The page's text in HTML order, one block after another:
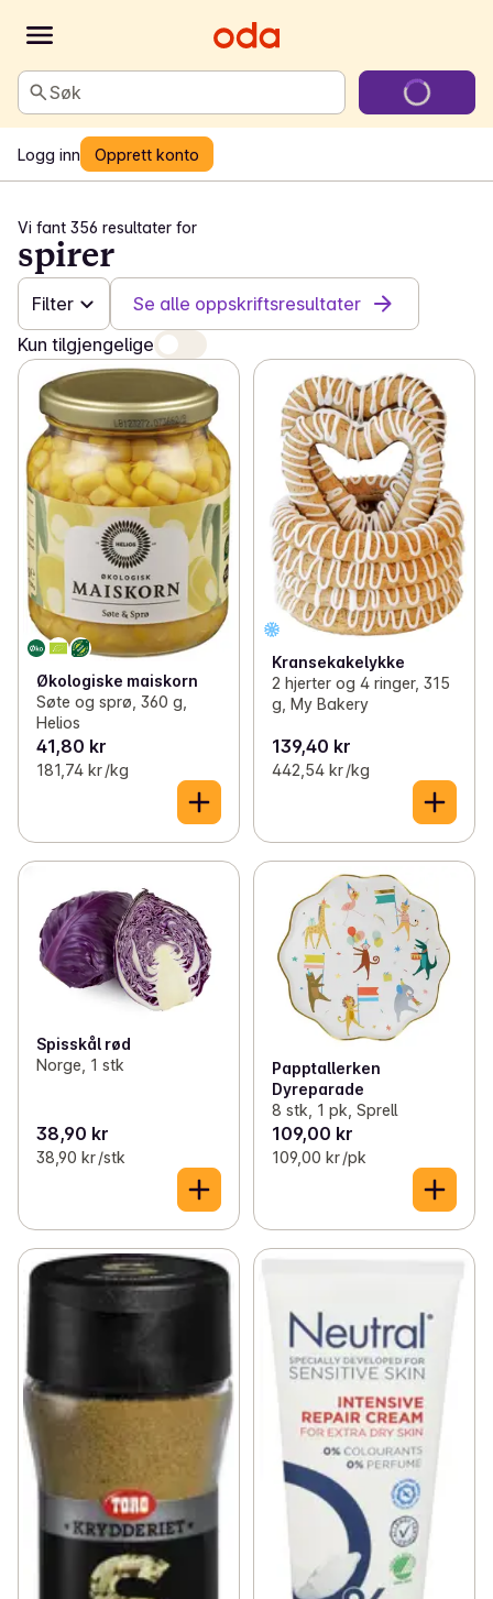
Søk
Logg inn Opprett konto
Vi fant 356 resultater for
spirer
Filter
Se alle oppskriftsresultater
Kun tilgjengelige
Økologiske maiskorn
Søte og sprø, 360 g,
Helios
41,80 kr
181,74 kr /kg
Kransekakelykke
2 hjerter og 4 ringer, 315
g, My Bakery
139,40 kr
442,54 kr /kg
Spisskål rød
Norge, 1 stk
38,90 kr
38,90 kr /stk
Papptallerken
Dyreparade
8 stk, 1 pk, Sprell
109,00 kr
109,00 kr /pk